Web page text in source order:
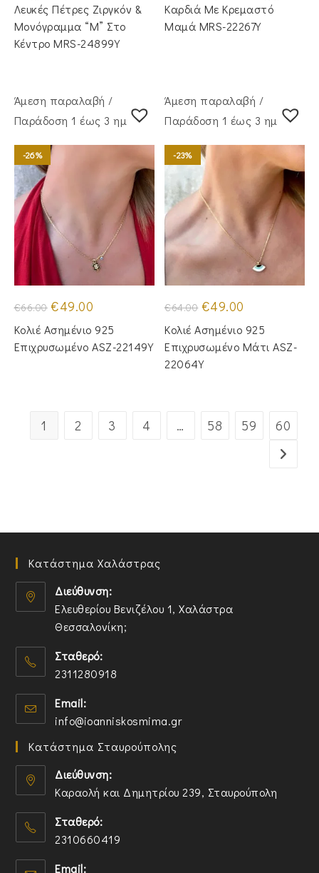
Λευκές Πέτρες Ζιργκόν &
Μονόγραμμα “Μ” Στο
Κέντρο MRS-24899Y
Καρδιά Με Κρεμαστό
Μαμά MRS-22267Y
Άμεση παραλαβή /
Παράδoση 1 έως 3 ημέρες
-26%
€66.00 Original
price
€66.00.
€49.00
τιμή
είναι:
€49.00.
Κολιέ Ασημένιο 925
Επιχρυσωμένο ASZ-22149Y
Άμεση παραλαβή /
Παράδoση 1 έως 3 ημέρες
-23%
€64.00 Original
price
€64.00.
€49.00
τιμή
είναι:
€49.00.
Κολιέ Ασημένιο 925
Επιχρυσωμένο Μάτι ASZ-
22064Y
1 2 3 4 … 58 59 60
Κατάστημα Χαλάστρας
Διεύθυνση:
Ελευθερίου Βενιζέλου 1, Χαλάστρα
Θεσσαλονίκη;
p
e
s
i
a
n
e
w
t
a
b
Σταθερό:
2311280918
p
e
s
n
y
o
u
r
a
Email:
info@ioanniskosmima.grO
i
Κατάστημα Σταυρούπολης
Διεύθυνση:
Καραολή και Δημητρίου 239, Σταυρούπολη
p
e
Σταθερό:
2310660419
Email: